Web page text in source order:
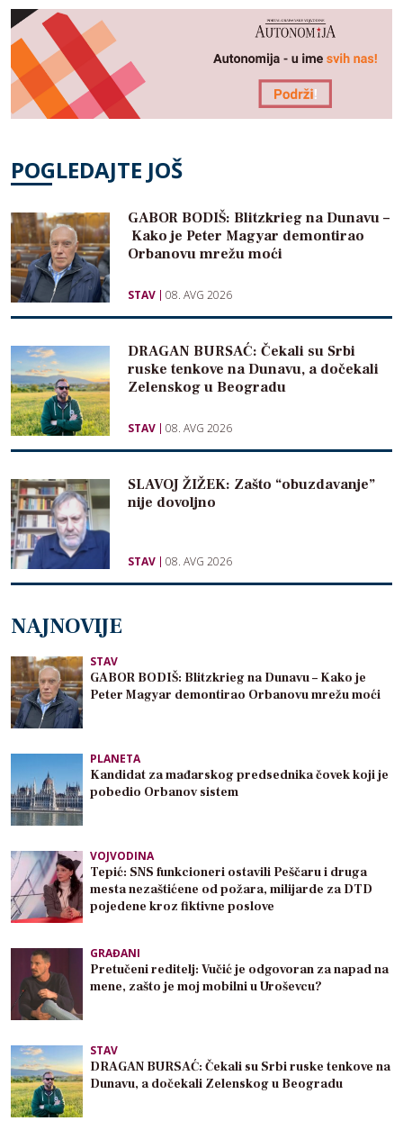
POGLEDAJTE JOŠ
GABOR BODIŠ: Blitzkrieg na Dunavu –
Kako je Peter Magyar demontirao
Orbanovu mrežu moći
STAV 08. AVG 2026
DRAGAN BURSAĆ: Čekali su Srbi
ruske tenkove na Dunavu, a dočekali
Zelenskog u Beogradu
STAV 08. AVG 2026
SLAVOJ ŽIŽEK: Zašto “obuzdavanje”
nije dovoljno
STAV 08. AVG 2026
NAJNOVIJE
STAV
GABOR BODIŠ: Blitzkrieg na Dunavu – Kako je
Peter Magyar demontirao Orbanovu mrežu moći
PLANETA
Kandidat za mađarskog predsednika čovek koji je
pobedio Orbanov sistem
VOJVODINA
Tepić: SNS funkcioneri ostavili Peščaru i druga
mesta nezaštićene od požara, milijarde za DTD
pojedene kroz fiktivne poslove
GRAĐANI
Pretučeni reditelj: Vučić je odgovoran za napad na
mene, zašto je moj mobilni u Uroševcu?
STAV
DRAGAN BURSAĆ: Čekali su Srbi ruske tenkove na
Dunavu, a dočekali Zelenskog u Beogradu